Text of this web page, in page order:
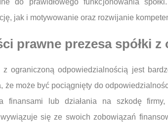
do prawidłowego funkcjonowania
jak i motywowanie oraz rozwijanie
prawne prezesa spółki z
ograniczoną odpowiedzialnością jest
że może być pociągnięty do
finansami lub działania na szkodę
się ze swoich zobowiązań